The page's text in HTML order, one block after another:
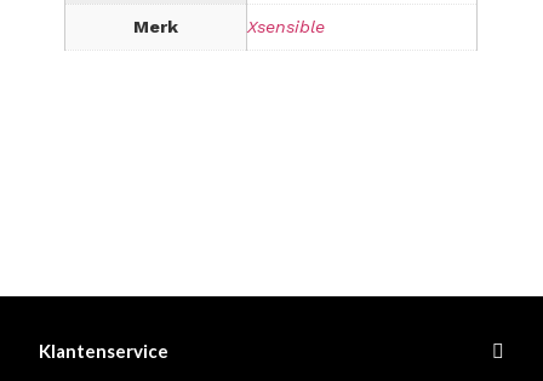
Merk Xsensible
Klantenservice